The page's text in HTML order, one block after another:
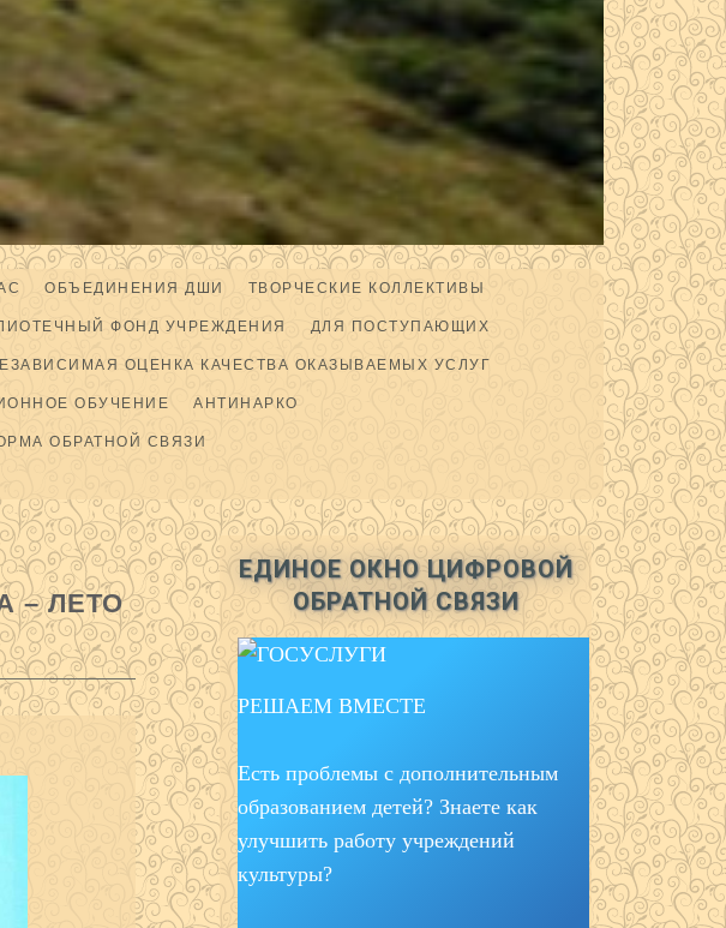
ОБЪЕДИНЕНИЯ ДШИ ТВОРЧЕСКИЕ КОЛЛЕКТИВЫ
ФОНД УЧРЕЖДЕНИЯ ДЛЯ ПОСТУПАЮЩИХ
ОЦЕНКА КАЧЕСТВА ОКАЗЫВАЕМЫХ УСЛУГ
ОБУЧЕНИЕ АНТИНАРКО
ОБРАТНОЙ СВЯЗИ
– ЛЕТО
ЕДИНОЕ ОКНО ЦИФРОВОЙ
ОБРАТНОЙ СВЯЗИ
РЕШАЕМ ВМЕСТЕ
Есть проблемы с дополнительным
образованием детей? Знаете как
улучшить работу учреждений
культуры?